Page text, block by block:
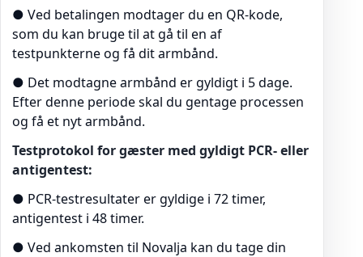
● Ved betalingen modtager du en QR-kode,
som du kan bruge til at gå til en af
testpunkterne og få dit armbånd.
● Det modtagne armbånd er gyldigt i 5 dage.
Efter denne periode skal du gentage processen
og få et nyt armbånd.
Testprotokol for gæster med gyldigt PCR- eller
antigentest:
● PCR-testresultater er gyldige i 72 timer,
antigentest i 48 timer.
● Ved ankomsten til Novalja kan du tage din